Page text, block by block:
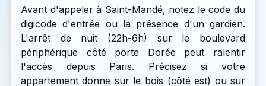
Avant d'appeler à Saint-Mandé, notez le code du
digicode d'entrée ou la présence d'un gardien.
L'arrêt de nuit (22h-6h) sur le boulevard
périphérique côté porte Dorée peut ralentir
l'accès depuis Paris. Précisez si votre
appartement donne sur le bois (côté est) ou sur